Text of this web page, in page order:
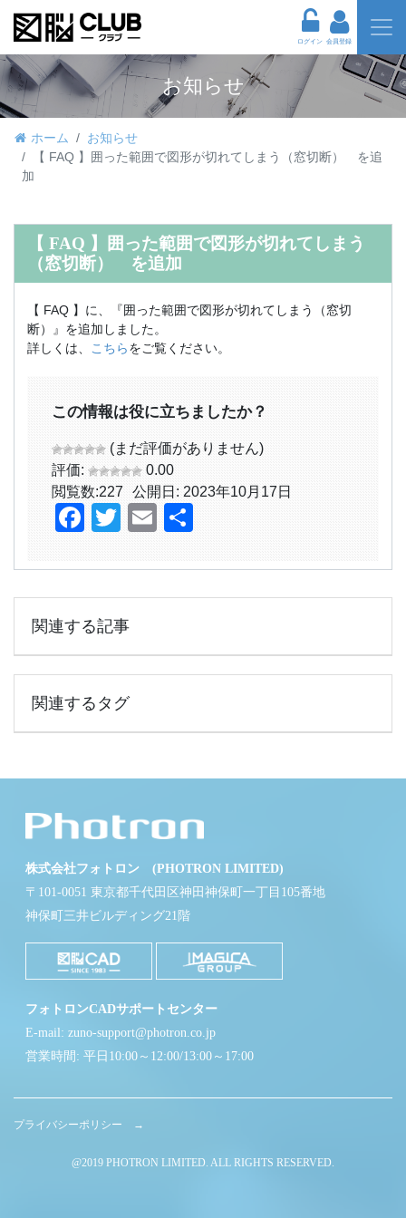
ログイン 会員登録
お知らせ
ホーム
お知らせ
【 FAQ 】囲った範囲で図形が切れてしまう（窓切断） を追
加
【 FAQ 】囲った範囲で図形が切れてしまう
（窓切断） を追加
【 FAQ 】に、『囲った範囲で図形が切れてしまう（窓切
断）』を追加しました。
詳しくは、
こちらをご覧ください。
この情報は役に立ちましたか？
(まだ評価がありません)
評価:
0.00
閲覧数:227 公開日: 2023年10月17日
Facebook
TwitterEmail
関連する記事
関連するタグ
株式会社フォトロン (PHOTRON LIMITED)
〒101-0051 東京都千代田区神田神保町一丁目105番地
神保町三井ビルディング21階
フォトロンCADサポートセンター
E-mail: zuno-support@photron.co.jp
営業時間: 平日10:00～12:00/13:00～17:00
プライバシーポリシー →
@2019 PHOTRON LIMITED. ALL RIGHTS RESERVED.